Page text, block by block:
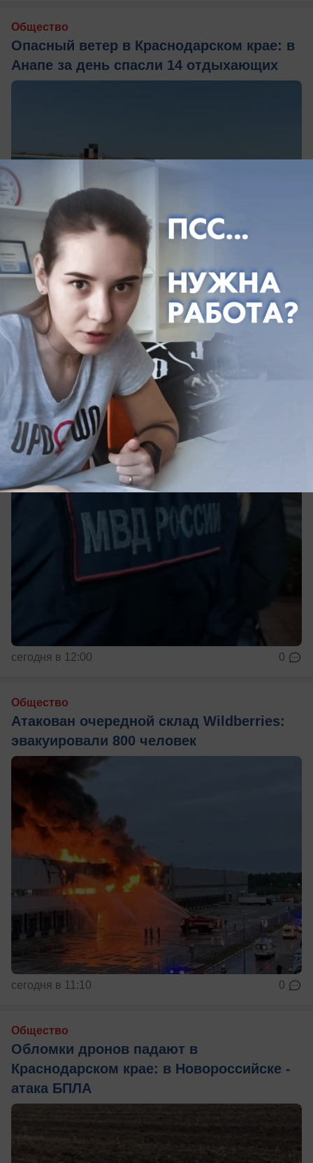
Общество
Опасный ветер в Краснодарском крае: в
Анапе за день спасли 14 отдыхающих
сегодня в 12:50 0
Общество
ИИ назвал версии пропажи жителя
Геленджика: что на самом деле
случилось с Андреем Белоусовым
сегодня в 12:00 0
Общество
Атакован очередной склад Wildberries:
эвакуировали 800 человек
сегодня в 11:10 0
Общество
Обломки дронов падают в
Краснодарском крае: в Новороссийске -
атака БПЛА